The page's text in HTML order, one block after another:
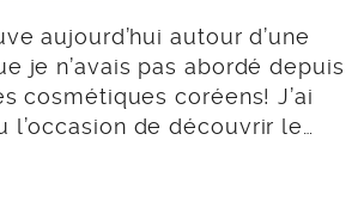
aujourd’hui autour d’une
je n’avais pas abordé depuis
cosmétiques coréens! J’ai
l’occasion de découvrir le…